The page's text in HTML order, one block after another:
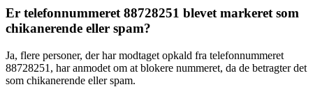
Er telefonnummeret 88728251 blevet markeret som
chikanerende eller spam?
Ja, flere personer, der har modtaget opkald fra telefonnummeret
88728251, har anmodet om at blokere nummeret, da de betragter det
som chikanerende eller spam.